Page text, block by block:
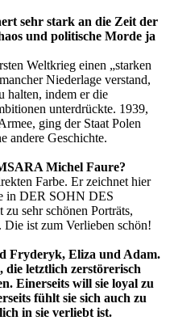
sehr stark an die Zeit der
und politische Morde ja
Weltkrieg einen „starken
Niederlage verstand,
halten, indem er die
unterdrückte. 1939,
ging der Staat Polen
andere Geschichte.
Michel Faure?
Farbe. Er zeichnet hier
in DER SOHN DES
sehr schönen Porträts,
ist zum Verlieben schön!
Fryderyk, Eliza und Adam.
die letztlich zerstörerisch
Einerseits will sie loyal zu
fühlt sie sich auch zu
in sie verliebt ist.